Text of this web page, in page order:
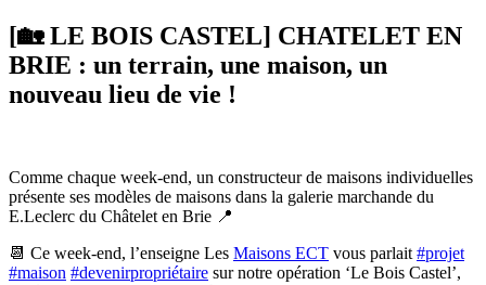
[🏡 LE BOIS CASTEL] CHATELET EN
BRIE : un terrain, une maison, un
nouveau lieu de vie !
Comme chaque week-end, un constructeur de maisons individuelles
présente ses modèles de maisons dans la galerie marchande du
E.Leclerc du Châtelet en Brie 📍
📆 Ce week-end, l’enseigne Les Maisons ECT vous parlait #projet
#maison #devenirpropriétaire sur notre opération ‘Le Bois Castel’,